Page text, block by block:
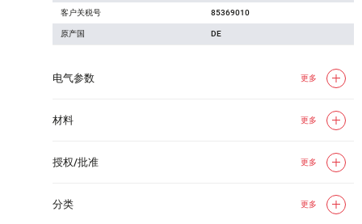
客户关税号 85369010
原产国 DE
电气参数 更多
材料 更多
授权/批准 更多
分类 更多